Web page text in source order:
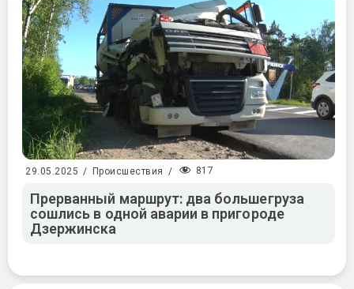
29.05.2025 / Происшествия / 817
Прерванный маршрут: два большегруза
сошлись в одной аварии в пригороде
Дзержинска